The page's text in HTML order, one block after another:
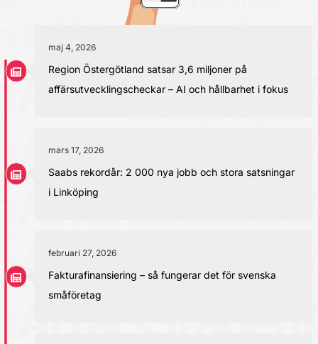
maj 4, 2026
Region Östergötland satsar 3,6 miljoner på
affärsutvecklingscheckar – AI och hållbarhet i fokus
mars 17, 2026
Saabs rekordår: 2 000 nya jobb och stora satsningar
i Linköping
februari 27, 2026
Fakturafinansiering – så fungerar det för svenska
småföretag